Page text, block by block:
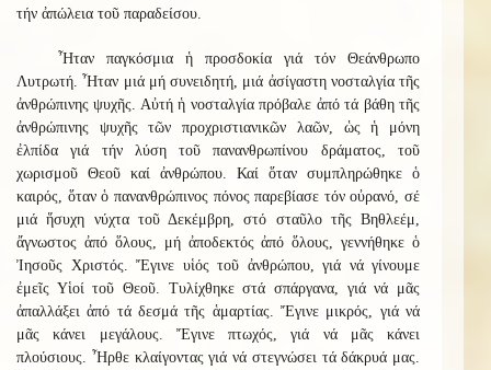
τήν ἀπώλεια τοῦ παραδείσου.
Ἦταν παγκόσμια ἡ προσδοκία γιά τόν Θεάνθρωπο
Λυτρωτή. Ἦταν μιά μή συνειδητή, μιά ἀσίγαστη νοσταλγία τῆς
ἀνθρώπινης ψυχῆς. Αὐτή ἡ νοσταλγία πρόβαλε ἀπό τά βάθη τῆς
ἀνθρώπινης ψυχῆς τῶν προχριστιανικῶν λαῶν, ὡς ἡ μόνη
ἐλπίδα γιά τήν λύση τοῦ πανανθρωπίνου δράματος, τοῦ
χωρισμοῦ Θεοῦ καί ἀνθρώπου. Καί ὅταν συμπληρώθηκε ὁ
καιρός, ὅταν ὁ πανανθρώπινος πόνος παρεβίασε τόν οὐρανό, σέ
μιά ἥσυχη νύχτα τοῦ Δεκέμβρη, στό σταῦλο τῆς Βηθλεέμ,
ἄγνωστος ἀπό ὅλους, μή ἀποδεκτός ἀπό ὅλους, γεννήθηκε ὁ
Ἰησοῦς Χριστός. Ἔγινε υἱός τοῦ ἀνθρώπου, γιά νά γίνουμε
ἐμεῖς Υἱοί τοῦ Θεοῦ. Τυλίχθηκε στά σπάργανα, γιά νά μᾶς
ἀπαλλάξει ἀπό τά δεσμά τῆς ἁμαρτίας. Ἔγινε μικρός, γιά νά
μᾶς κάνει μεγάλους. Ἔγινε πτωχός, γιά νά μᾶς κάνει
πλούσιους. Ἦρθε κλαίγοντας γιά νά στεγνώσει τά δάκρυά μας.